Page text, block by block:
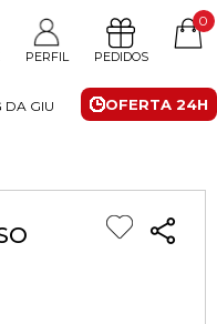
PERFIL PEDIDOS
0
OFERTA 24H
DA GIU